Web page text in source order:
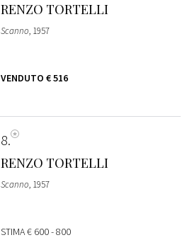
RENZO TORTELLI
Scanno, 1957
VENDUTO € 516
8
RENZO TORTELLI
Scanno, 1957
STIMA€ 600 - 800